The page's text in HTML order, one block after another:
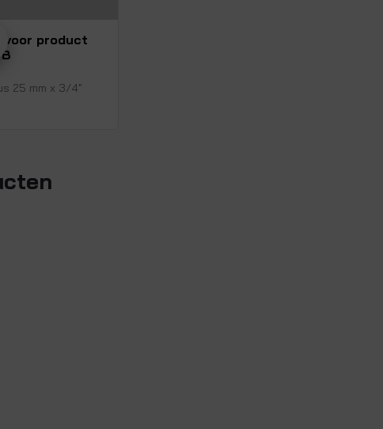
voor product
25 mm x 3/4"